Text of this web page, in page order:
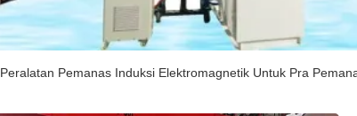
Peralatan Pemanas Induksi Elektromagnetik Untuk Pra